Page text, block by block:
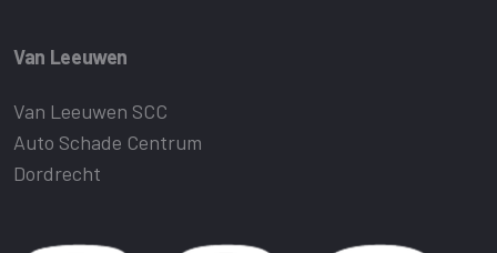
Van Leeuwen
Van Leeuwen SCC
Auto Schade Centrum
Dordrecht